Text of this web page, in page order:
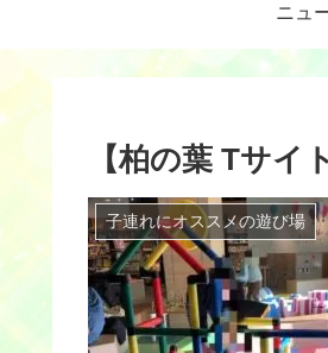
ニュ
【柏の葉 Tサ
子連れにオススメの遊び場